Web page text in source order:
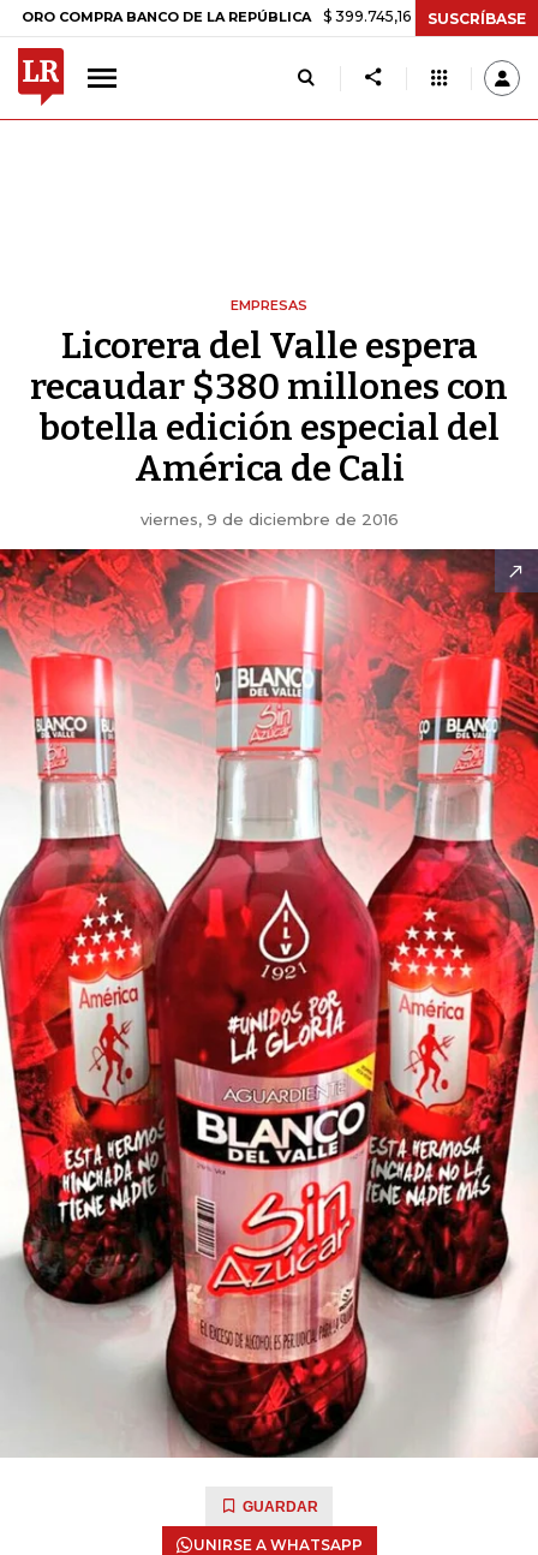
BANCO DE LA REPÚBLICA $ 399.745,16 +$ 2.295,71 +0,58%
SUSCRÍBASE
EMPRESAS
Licorera del Valle espera
recaudar $380 millones con
botella edición especial del
América de Cali
viernes, 9 de diciembre de 2016
GUARDAR
UNIRSE A WHATSAPP